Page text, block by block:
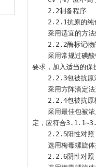
    2.2制备程序
2.2.1抗原的
采用适宜的
2.2.2酶标记
要求，加入适当的保
2.2.3包被
采用方阵滴
2.2.4包被抗
定，应符合
    2.2.5阳性对照
选用梅毒
    2.2.6阴性对照